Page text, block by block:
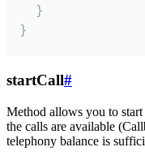
  }
}
startCall#
Method allows you to
the calls are available
telephony balance is